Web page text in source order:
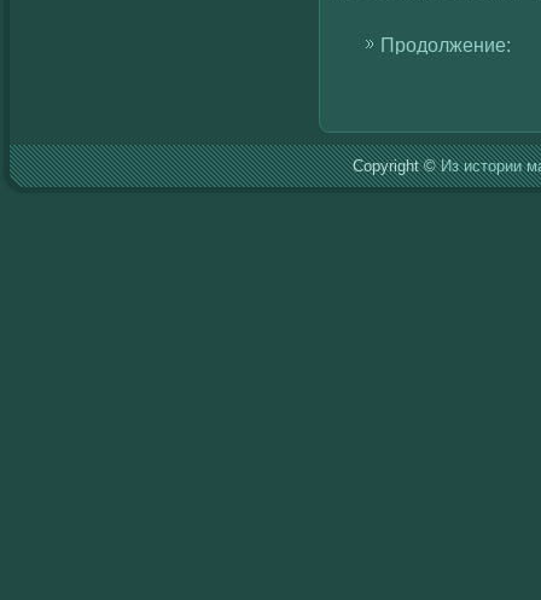
Продолжение:
Copyright ©Из истории